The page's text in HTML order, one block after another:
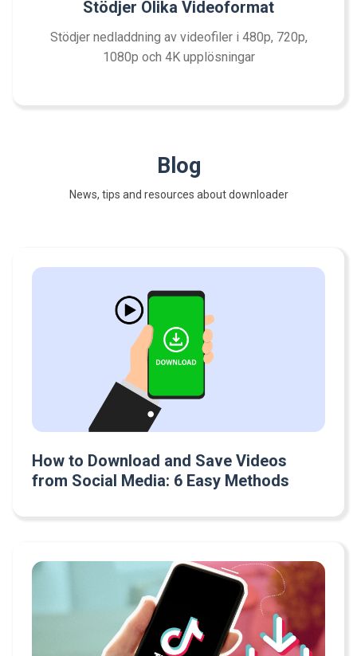
Stödjer Olika Videoformat
Stödjer nedladdning av videofiler i 480p, 720p,
1080p och 4K upplösningar
Blog
News, tips and resources about downloader
How to Download and Save Videos
from Social Media: 6 Easy Methods